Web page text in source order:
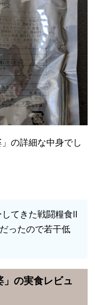
の詳細な中身でし
てきた戦闘糧食Ⅱ
ったので若干低
の実食レビュ